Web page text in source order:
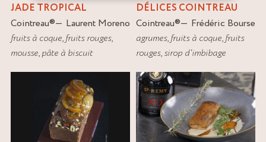
JADE TROPICAL
Cointreau®
Laurent Moreno
fruits à coque,fruits rouges,
mousse,pâte à biscuit
DÉLICES COINTREAU
Cointreau®
Frédéric Bourse
agrumes,fruits à coque,fruits
rouges,sirop d'imbibage